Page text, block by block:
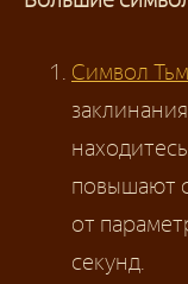
Символ
повышают
от
секунд.